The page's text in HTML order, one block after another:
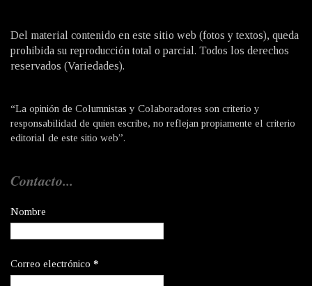
Del material contenido en este sitio web (fotos y textos), queda
prohibida su reproducción total o parcial. Todos los derechos
reservados (Variedades).
“La opinión de Columnistas y Colaboradores son criterio y
responsabilidad de quien escribe, no reflejan propiamente el criterio
editorial de este sitio web”.
Contacto...
Nombre
Correo electrónico *